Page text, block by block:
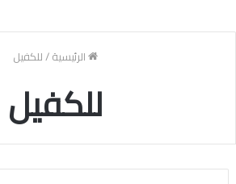
الرئيسية/للكفيل
للكفيل